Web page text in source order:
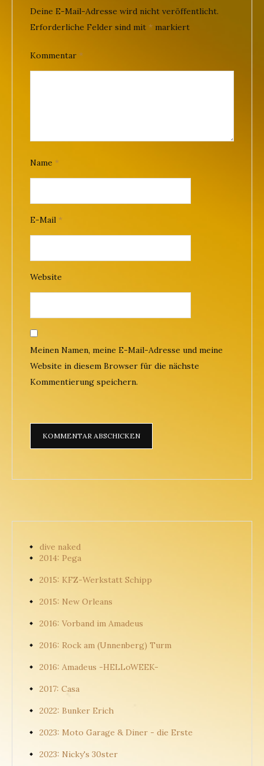
Deine E-Mail-Adresse wird nicht veröffentlicht.
Erforderliche Felder sind mit * markiert
Kommentar *
Name *
E-Mail *
Website
Meinen Namen, meine E-Mail-Adresse und meine
Website in diesem Browser für die nächste
Kommentierung speichern.
dive naked
2014: Pega
2015: KFZ-Werkstatt Schipp
2015: New Orleans
2016: Vorband im Amadeus
2016: Rock am (Unnenberg) Turm
2016: Amadeus -HELLoWEEK-
2017: Casa
2022: Bunker Erich
2023: Moto Garage & Diner - die Erste
2023: Nicky's 30ster